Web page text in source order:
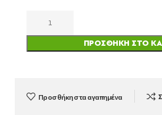
ΠΡΟΣΘΉΚΗ ΣΤΟ
Προσθήκη στα αγαπημένα